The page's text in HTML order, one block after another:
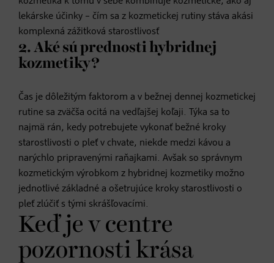
lekárske účinky – čím sa z kozmetickej rutiny stáva akási
komplexná zážitková starostlivosť
2. Aké sú prednosti hybridnej
kozmetiky?
Čas je dôležitým faktorom a v bežnej dennej kozmetickej
rutine sa zväčša ocitá na vedľajšej koľaji. Týka sa to
najmä rán, kedy potrebujete vykonať bežné kroky
starostlivosti o pleť v chvate, niekde medzi kávou a
narýchlo pripravenými raňajkami. Avšak so správnym
kozmetickým výrobkom z hybridnej kozmetiky možno
jednotlivé základné a ošetrujúce kroky starostlivosti o
pleť zlúčiť s tými skrášľovacími.
Keď je v centre
pozornosti krása